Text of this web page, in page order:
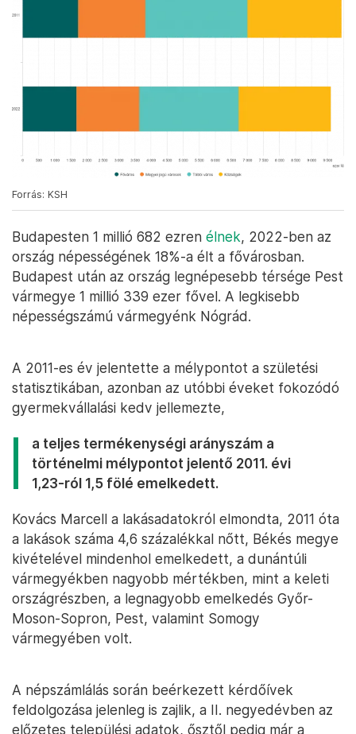
Forrás: KSH
Budapesten 1 millió 682 ezren élnek, 2022-ben az
ország népességének 18%-a élt a fővárosban.
Budapest után az ország legnépesebb térsége Pest
vármegye 1 millió 339 ezer fővel. A legkisebb
népességszámú vármegyénk Nógrád.
A 2011-es év jelentette a mélypontot a születési
statisztikában, azonban az utóbbi éveket fokozódó
gyermekvállalási kedv jellemezte,
a teljes termékenységi arányszám a
történelmi mélypontot jelentő 2011. évi
1,23-ról 1,5 fölé emelkedett.
Kovács Marcell a lakásadatokról elmondta, 2011 óta
a lakások száma 4,6 százalékkal nőtt, Békés megye
kivételével mindenhol emelkedett, a dunántúli
vármegyékben nagyobb mértékben, mint a keleti
országrészben, a legnagyobb emelkedés Győr-
Moson-Sopron, Pest, valamint Somogy
vármegyében volt.
A népszámlálás során beérkezett kérdőívek
feldolgozása jelenleg is zajlik, a II. negyedévben az
előzetes települési adatok, ősztől pedig már a